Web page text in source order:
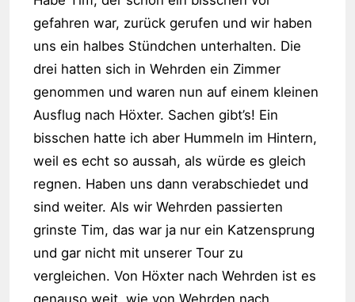
gefahren war, zurück gerufen und wir haben
uns ein halbes Stündchen unterhalten. Die
drei hatten sich in Wehrden ein Zimmer
genommen und waren nun auf einem kleinen
Ausflug nach Höxter. Sachen gibt’s! Ein
bisschen hatte ich aber Hummeln im Hintern,
weil es echt so aussah, als würde es gleich
regnen. Haben uns dann verabschiedet und
sind weiter. Als wir Wehrden passierten
grinste Tim, das war ja nur ein Katzensprung
und gar nicht mit unserer Tour zu
vergleichen. Von Höxter nach Wehrden ist es